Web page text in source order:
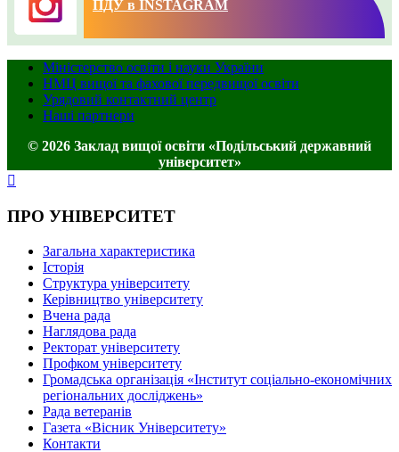
ПДУ в INSTAGRAM
Міністерство освіти і науки України
НМЦ вищої та фахової передвищої освіти
Урядовий контактний центр
Наші партнери
© 2026 Заклад вищої освіти «Подільський державний
університет»
ПРО УНІВЕРСИТЕТ
Загальна характеристика
Історія
Структура університету
Керівництво університету
Вчена рада
Наглядова рада
Ректорат університету
Профком університету
Громадська організація «Інститут соціально-економічних
регіональних досліджень»
Рада ветеранів
Газета «Вісник Університету»
Контакти